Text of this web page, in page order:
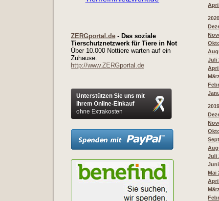
ZERGportal.de - Das soziale
Tierschutznetzwerk für Tiere in Not
Über 10.000 Nottiere warten auf ein
Zuhause.
http://www.ZERGportal.de
Unterstützen Sie uns mit
Ihrem Online-Einkauf
ohne Extrakosten
2020
Juli
2019
Juli
Mai